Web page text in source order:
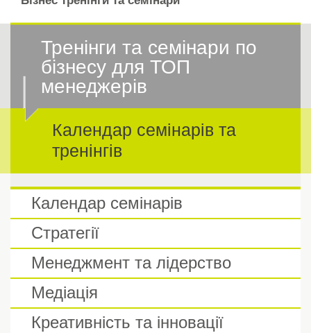
Тренінги та семінари по
бізнесу для ТОП
менеджерів
Календар семінарів та
тренінгів
Календар семінарів
Стратегії
Менеджмент та лідерство
Медіація
Креативність та інновації